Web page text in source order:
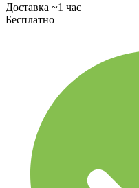
Доставка ~1 час
Бесплатно